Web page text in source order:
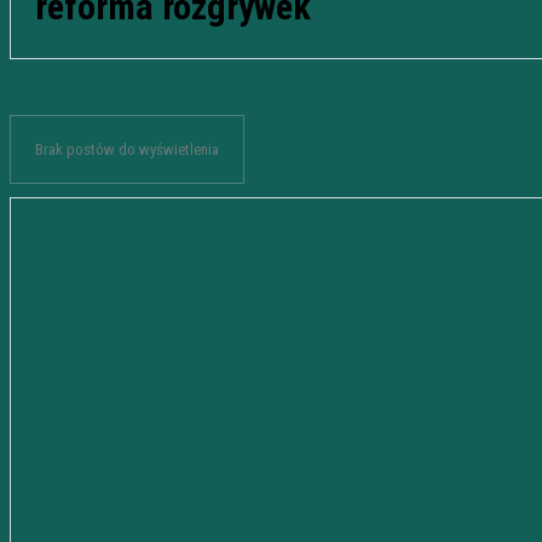
Brak postów do wyświetlenia